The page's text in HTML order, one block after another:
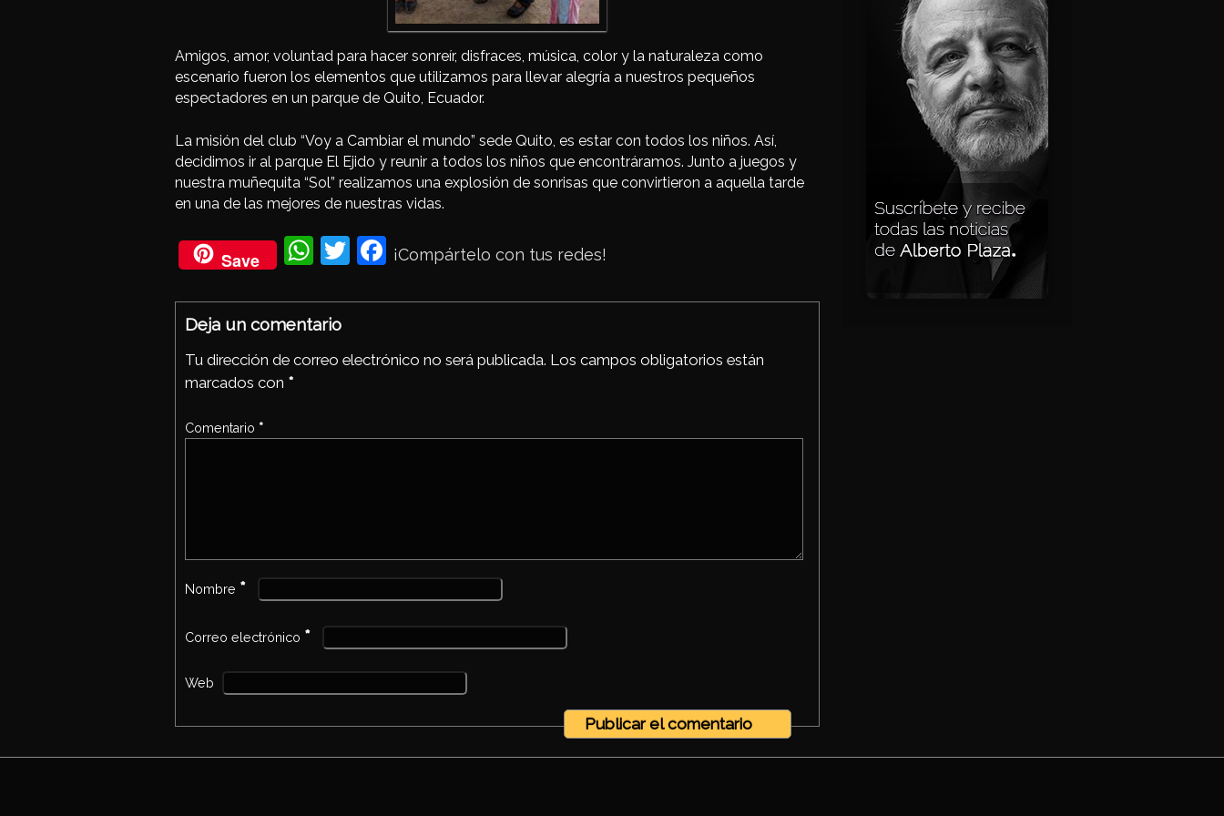
Amigos, amor, voluntad para hacer sonreír, disfraces, música, color y la naturaleza como
escenario fueron los elementos que utilizamos para llevar alegría a nuestros pequeños
espectadores en un parque de Quito, Ecuador.
La misión del club “Voy a Cambiar el mundo” sede Quito, es estar con todos los niños. Así,
decidimos ir al parque El Ejido y reunir a todos los niños que encontráramos. Junto a juegos y
nuestra muñequita “Sol” realizamos una explosión de sonrisas que convirtieron a aquella tarde
en una de las mejores de nuestras vidas.
Save
Wh
Ap
Twi
Fac
ook
¡Compártelo con tus redes!
Deja un comentario
Tu dirección de correo electrónico no será publicada. Los campos obligatorios están
marcados con *
Comentario *
Nombre *
Correo electrónico *
Web